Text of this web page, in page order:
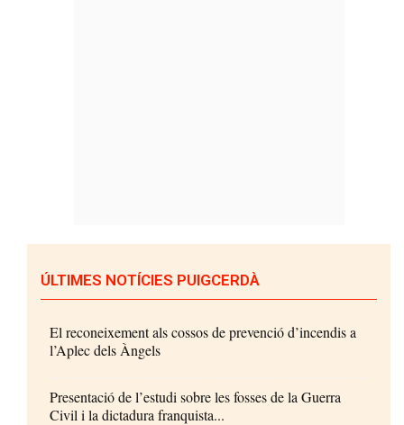
ÚLTIMES NOTÍCIES PUIGCERDÀ
El reconeixement als cossos de prevenció d’incendis a
l’Aplec dels Àngels
Presentació de l’estudi sobre les fosses de la Guerra
Civil i la dictadura franquista...